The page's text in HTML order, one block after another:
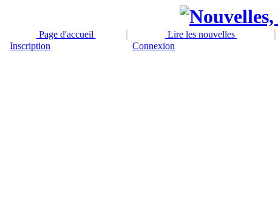
Page d'accueil Lire les nouvelles
Inscription
Connexion